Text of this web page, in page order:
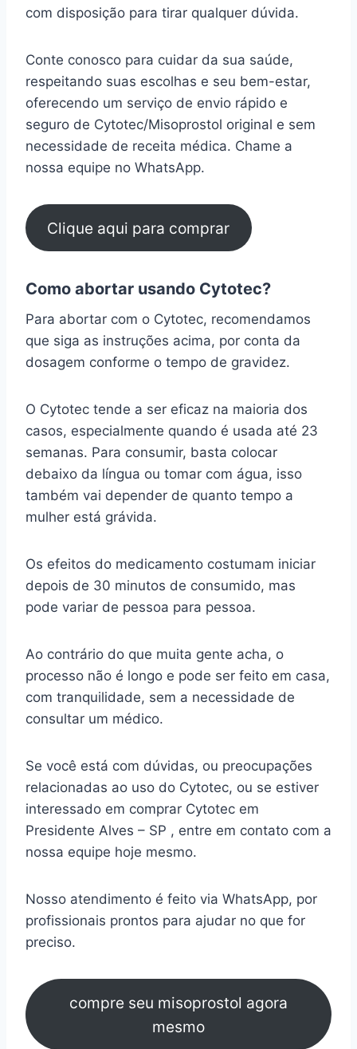
com disposição para tirar qualquer dúvida.
Conte conosco para cuidar da sua saúde,
respeitando suas escolhas e seu bem-estar,
oferecendo um serviço de envio rápido e
seguro de Cytotec/Misoprostol original e sem
necessidade de receita médica. Chame a
nossa equipe no WhatsApp.
Clique aqui para comprar
Como abortar usando Cytotec?
Para abortar com o Cytotec, recomendamos
que siga as instruções acima, por conta da
dosagem conforme o tempo de gravidez.
O Cytotec tende a ser eficaz na maioria dos
casos, especialmente quando é usada até 23
semanas. Para consumir, basta colocar
debaixo da língua ou tomar com água, isso
também vai depender de quanto tempo a
mulher está grávida.
Os efeitos do medicamento costumam iniciar
depois de 30 minutos de consumido, mas
pode variar de pessoa para pessoa.
Ao contrário do que muita gente acha, o
processo não é longo e pode ser feito em casa,
com tranquilidade, sem a necessidade de
consultar um médico.
Se você está com dúvidas, ou preocupações
relacionadas ao uso do Cytotec, ou se estiver
interessado em comprar Cytotec em
Presidente Alves – SP , entre em contato com a
nossa equipe hoje mesmo.
Nosso atendimento é feito via WhatsApp, por
profissionais prontos para ajudar no que for
preciso.
compre seu misoprostol agora
mesmo